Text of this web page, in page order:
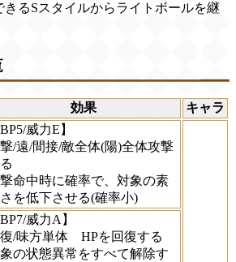
るSスタイルからライトボールを継
効果 キャラ
BP5/威力E】
/遠/間接/敵全体(陽)全体攻撃
命中時に確率で、対象の素
を低下させる(確率小)
BP7/威力A】
/味方単体 HPを回復する
の状態異常をすべて解除す